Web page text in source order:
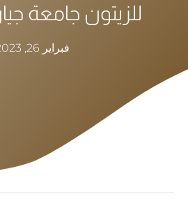
للزيتون جامعة
فبراير 26, 2023